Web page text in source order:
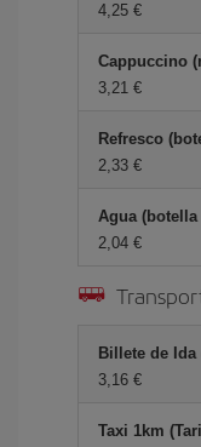
4,25 €
Cappuccino
3,21 €
Refresco
2,33 €
Agua
2,04 €
Billete de
3,16 €
Taxi 1km